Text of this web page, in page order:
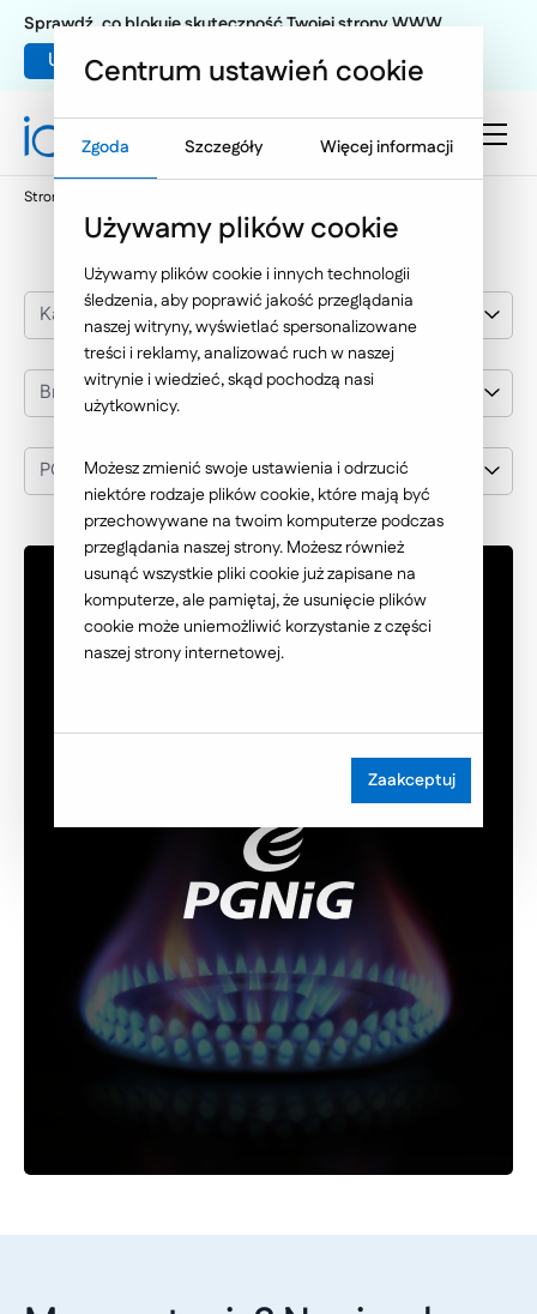
Umów warsztat UX
Sprawdź, co blokuje skuteczność Twojej strony WWW
Strona główna
Kategoria realizacji
Branża
PGNiG
Centrum ustawień cookie
Zgoda Szczegóły Więcej informacji
Używamy plików cookie
Używamy plików cookie i innych technologii
śledzenia, aby poprawić jakość przeglądania
naszej witryny, wyświetlać spersonalizowane
treści i reklamy, analizować ruch w naszej
witrynie i wiedzieć, skąd pochodzą nasi
użytkownicy.
Możesz zmienić swoje ustawienia i odrzucić
niektóre rodzaje plików cookie, które mają być
przechowywane na twoim komputerze podczas
przeglądania naszej strony. Możesz również
usunąć wszystkie pliki cookie już zapisane na
komputerze, ale pamiętaj, że usunięcie plików
cookie może uniemożliwić korzystanie z części
naszej strony internetowej.
Zaakceptuj